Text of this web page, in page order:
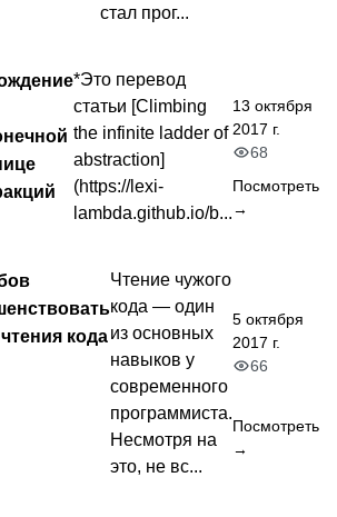
стал прог...
*Это перевод
статьи [Climbing
the infinite ladder of
abstraction]
(https://lexi-
lambda.github.io/b...
13 октября
2017 г.
68
Посмотреть
→
кода
Чтение чужого
кода — один
из основных
навыков у
современного
программиста.
Несмотря на
это, не вс...
5 октября
2017 г.
66
Посмотреть
→